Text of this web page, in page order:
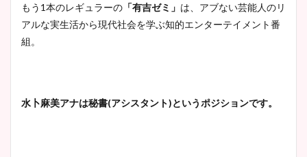
もう1本のレギュラーの 「有吉ゼミ」 は、アブない芸能人のリ
アルな実生活から現代社会を学ぶ知的エンターテイメント番
組。
水卜麻美アナは秘書(アシスタント)というポジションです。